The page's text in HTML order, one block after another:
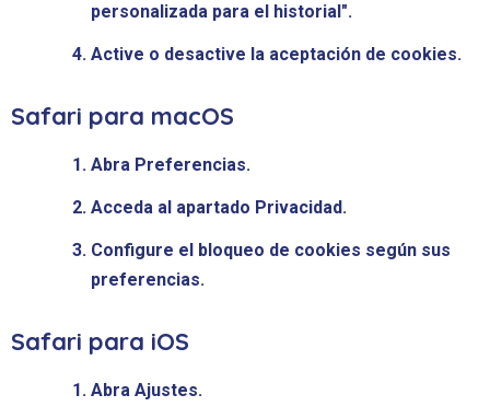
personalizada para el historial".
Active o desactive la aceptación de cookies.
Safari para macOS
Abra Preferencias.
Acceda al apartado Privacidad.
Configure el bloqueo de cookies según sus
preferencias.
Safari para iOS
Abra Ajustes.